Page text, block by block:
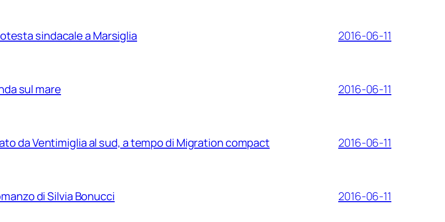
sindacale a Marsiglia 2016-06-11
sul mare 2016-06-11
da Ventimiglia al sud, a tempo di Migration compact 2016-06-11
di Silvia Bonucci 2016-06-11